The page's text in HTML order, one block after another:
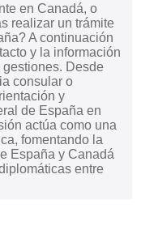
en Canadá, o
realizar un trámite
A continuación
y la información
Desde
consular o
y
de España en
actúa como una
fomentando la
España y Canadá
entre